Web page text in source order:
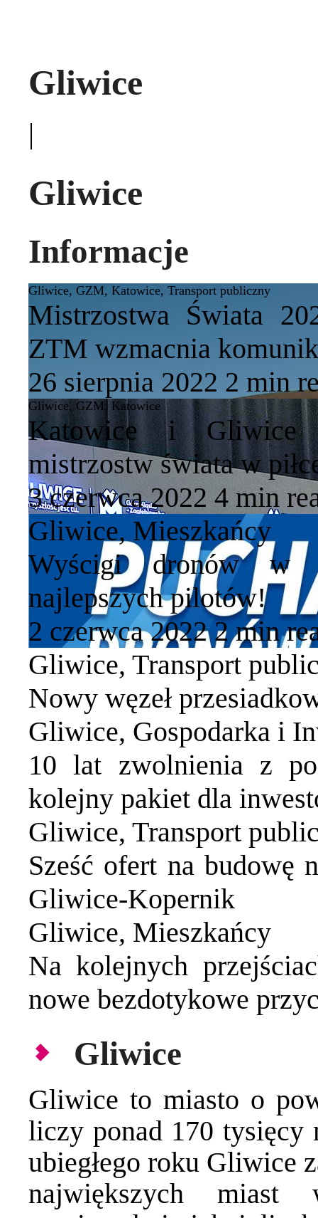
Gliwice
|
Gliwice
Informacje
Gliwice, GZM, Katowice, Transport publiczny
Mistrzostwa Świata
ZTM wzmacnia
26 sierpnia 2022 2 min
Gliwice, GZM, Katowice
Katowice i Gliwice
mistrzostw świata w
3 czerwca 20224 min
Gliwice, Mieszkańcy
Wyścigi dronów w
najlepszych pilotów!
2 czerwca 20222 min
Gliwice, Transport
Nowy węzeł
Gliwice, Gospodarka i
10 lat zwolnienia z
kolejny pakiet dla
Gliwice, Transport
Sześć ofert na budowę
Gliwice-Kopernik
Gliwice, Mieszkańcy
Na kolejnych
nowe bezdotykowe
Gliwice
Gliwice to miasto o
liczy ponad 170 tysięcy
ubiegłego roku Gliwice
największych